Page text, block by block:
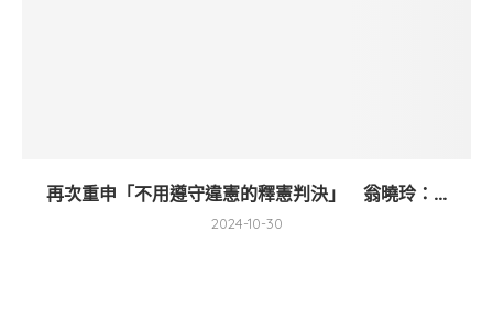
再次重申「不用遵守違憲的釋憲判決」 翁曉玲：...
2024-10-30